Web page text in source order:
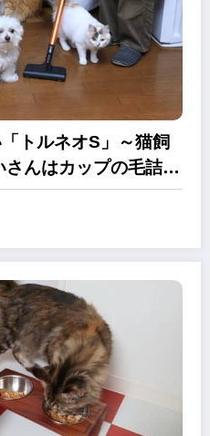
トルネオS」～猫飼
んはカップの毛詰ま